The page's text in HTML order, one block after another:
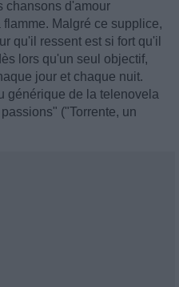
chansons d'amour
Malgré ce supplice,
qu'il ressent est si fort qu'il
lors qu'un seul objectif,
jour et chaque nuit.
générique de la telenovela
("Torrente, un